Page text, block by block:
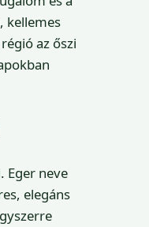
kellemes
az őszi
Eger neve
elegáns